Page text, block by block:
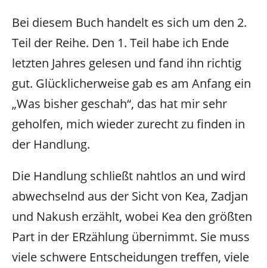
Bei diesem Buch handelt es sich um den 2.
Teil der Reihe. Den 1. Teil habe ich Ende
letzten Jahres gelesen und fand ihn richtig
gut. Glücklicherweise gab es am Anfang ein
„Was bisher geschah“, das hat mir sehr
geholfen, mich wieder zurecht zu finden in
der Handlung.
Die Handlung schließt nahtlos an und wird
abwechselnd aus der Sicht von Kea, Zadjan
und Nakush erzählt, wobei Kea den größten
Part in der ERzählung übernimmt. Sie muss
viele schwere Entscheidungen treffen, viele